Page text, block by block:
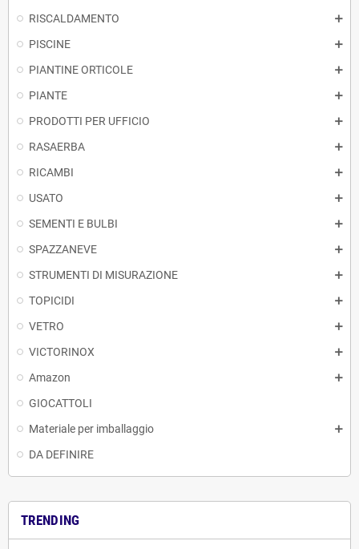
RISCALDAMENTO
PISCINE
PIANTINE ORTICOLE
PIANTE
PRODOTTI PER UFFICIO
RASAERBA
RICAMBI
USATO
SEMENTI E BULBI
SPAZZANEVE
STRUMENTI DI MISURAZIONE
TOPICIDI
VETRO
VICTORINOX
Amazon
GIOCATTOLI
Materiale per imballaggio
DA DEFINIRE
TRENDING